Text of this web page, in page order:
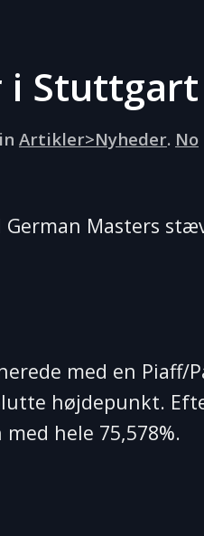
i Stuttgart
Artikler>Nyheder. No
Masters
med en Piaff/
højdepunkt.
hele 75,578%.